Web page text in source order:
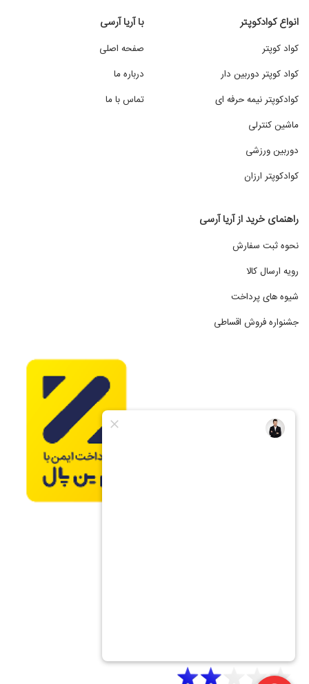
انواع کوادکوپتر
کواد کوپتر
کواد کوپتر دوربین دار
کوادکوپتر نیمه حرفه ای
ماشین کنترلی
دوربین ورزشی
کوادکوپتر ارزان
با آریا آرسی
صفحه اصلی
درباره ما
تماس با ما
راهنمای خرید از آریا آرسی
نحوه ثبت سفارش
رویه ارسال کالا
شیوه های پرداخت
جشنواره فروش اقساطی